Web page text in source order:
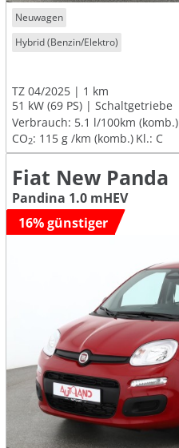
Neuwagen
Hybrid (Benzin/Elektro)
TZ 04/2025
1 km
51 kW (69 PS)
Schaltgetriebe
Verbrauch: 5.1 l/100km (komb.)
CO2: 115 g /km (komb.) Kl.: C
Fiat New Panda
Pandina 1.0 mHEV
16% günstiger